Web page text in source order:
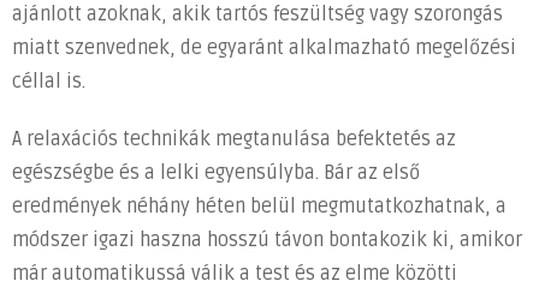
ajánlott azoknak, akik tartós feszültség vagy szorongás
miatt szenvednek, de egyaránt alkalmazható megelőzési
céllal is.
A relaxációs technikák megtanulása befektetés az
egészségbe és a lelki egyensúlyba. Bár az első
eredmények néhány héten belül megmutatkozhatnak, a
módszer igazi haszna hosszú távon bontakozik ki, amikor
már automatikussá válik a test és az elme közötti